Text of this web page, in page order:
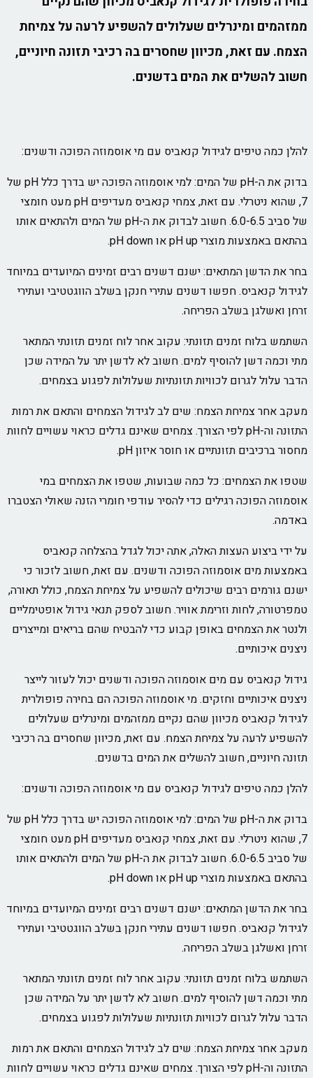
ממזהמים ומינרלים שעלולים להשפיע לרעה על צמיחת
הצמח. עם זאת, מכיוון שחסרים בה רכיבי תזונה חיוניים,
חשוב להשלים את המים בדשנים.
להלן כמה טיפים לגידול קנאביס עם מי אוסמוזה הפוכה ודשנים:
בדוק את ה-pH של המים: למי אוסמוזה הפוכה יש בדרך כלל pH של
7, שהוא ניטרלי. עם זאת, צמחי קנאביס מעדיפים pH מעט חומצי
של סביב 6.0-6.5. חשוב לבדוק את ה-pH של המים ולהתאים אותו
בהתאם באמצעות מוצרי pH up או pH down.
בחר את הדשן המתאים: ישנם דשנים רבים זמינים המיועדים במיוחד
לגידול קנאביס. חפשו דשנים עתירי חנקן בשלב הווגטטיבי ועתירי
זרחן ואשלגן בשלב הפריחה.
השתמש בלוח זמנים תזונתי: עקוב אחר לוח זמנים תזונתי המתאר
מתי וכמה דשן להוסיף למים. חשוב לא לדשן יתר על המידה שכן
הדבר עלול לגרום לכוויות תזונתיות שעלולות לפגוע בצמחים.
מעקב אחר צמיחת הצמח: שים לב לגידול הצמחים והתאם את רמות
התזונה וה-pH לפי הצורך. צמחים שאינם גדלים כראוי עשויים לחוות
מחסור ברכיבים תזונתיים או חוסר איזון pH.
שטפו את הצמחים: כל כמה שבועות, שטפו את הצמחים במי
אוסמוזה הפוכה רגילים כדי להסיר עודפי חומרי הזנה שאולי הצטברו
באדמה.
על ידי ביצוע העצות האלה, אתה יכול לגדל בהצלחה קנאביס
באמצעות מים אוסמוזה הפוכה ודשנים. עם זאת, חשוב לזכור כי
ישנם גורמים רבים שיכולים להשפיע על צמיחת הצמח, כולל תאורה,
טמפרטורה, לחות וזרימת אוויר. חשוב לספק תנאי גידול אופטימליים
ולנטר את הצמחים באופן קבוע כדי להבטיח שהם בריאים ומייצרים
ניצנים איכותיים.
גידול קנאביס עם מים אוסמוזה הפוכה ודשנים יכול לעזור לייצר
ניצנים איכותיים וחזקים. מי אוסמוזה הפוכה הם בחירה פופולרית
לגידול קנאביס מכיוון שהם נקיים ממזהמים ומינרלים שעלולים
להשפיע לרעה על צמיחת הצמח. עם זאת, מכיוון שחסרים בה רכיבי
תזונה חיוניים, חשוב להשלים את המים בדשנים.
להלן כמה טיפים לגידול קנאביס עם מי אוסמוזה הפוכה ודשנים:
בדוק את ה-pH של המים: למי אוסמוזה הפוכה יש בדרך כלל pH של
7, שהוא ניטרלי. עם זאת, צמחי קנאביס מעדיפים pH מעט חומצי
של סביב 6.0-6.5. חשוב לבדוק את ה-pH של המים ולהתאים אותו
בהתאם באמצעות מוצרי pH up או pH down.
בחר את הדשן המתאים: ישנם דשנים רבים זמינים המיועדים במיוחד
לגידול קנאביס. חפשו דשנים עתירי חנקן בשלב הווגטטיבי ועתירי
זרחן ואשלגן בשלב הפריחה.
השתמש בלוח זמנים תזונתי: עקוב אחר לוח זמנים תזונתי המתאר
מתי וכמה דשן להוסיף למים. חשוב לא לדשן יתר על המידה שכן
הדבר עלול לגרום לכוויות תזונתיות שעלולות לפגוע בצמחים.
מעקב אחר צמיחת הצמח: שים לב לגידול הצמחים והתאם את רמות
התזונה וה-pH לפי הצורך. צמחים שאינם גדלים כראוי עשויים לחוות